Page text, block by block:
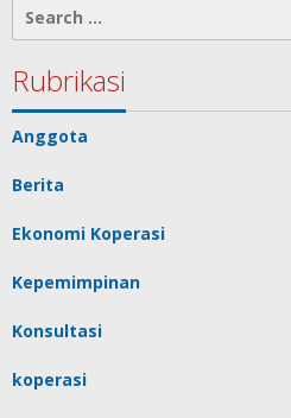
for:
Rubrikasi
Anggota
Berita
Ekonomi Koperasi
Kepemimpinan
Konsultasi
koperasi